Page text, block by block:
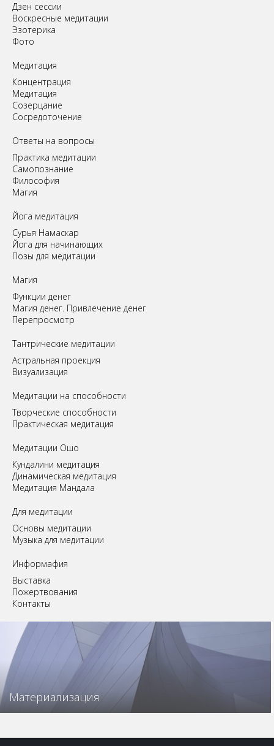
Дзен сессии
Воскресные медитации
Эзотерика
Фото
Медитация
Концентрация
Медитация
Созерцание
Сосредоточение
Ответы на вопросы
Практика медитации
Самопознание
Философия
Магия
Йога медитация
Сурья Намаскар
Йога для начинающих
Позы для медитации
Магия
Функции денег
Магия денег. Привлечение денег
Перепросмотр
Tантрические медитации
Астральная проекция
Визуализация
Медитации на способности
Творческие способности
Практическая медитация
Медитации Ошо
Кундалини медитация
Динамическая медитация
Медитация Мандала
Для медитации
Основы медитации
Музыка для медитации
Информафия
Выставка
Пожертвования
Контакты
Материализация